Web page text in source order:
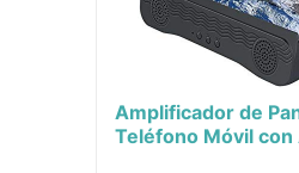
Amplificador de
Teléfono Móvil con
Bluetooth, 6D